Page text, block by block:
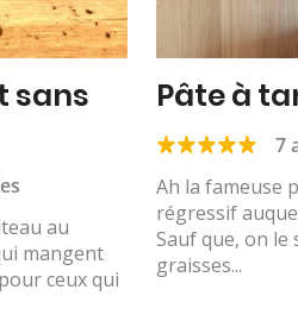
sans
au
mangent
ceux qui
Pâte à
7
Ah la fameuse
régressif
Sauf que, on le
graisses...